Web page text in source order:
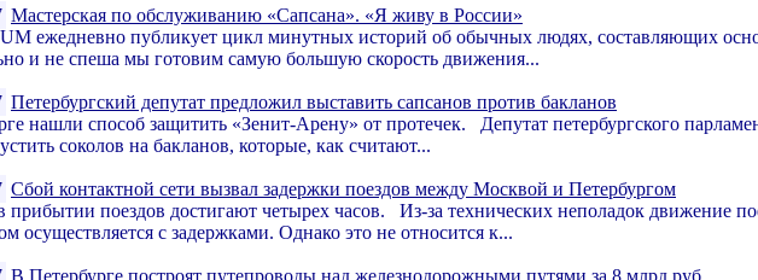
Мастерская по обслуживанию «Сапсана». «Я живу в России»
ежедневно публикует цикл минутных историй об обычных людях, составляющих
и не спеша мы готовим самую большую скорость движения...
Петербургский депутат предложил выставить сапсанов против бакланов
нашли способ защитить «Зенит-Арену» от протечек. Депутат петербургского
соколов на бакланов, которые, как считают...
Сбой контактной сети вызвал задержки поездов между Москвой и Петербургом
прибытии поездов достигают четырех часов. Из-за технических неполадок движение
осуществляется с задержками. Однако это не относится к...